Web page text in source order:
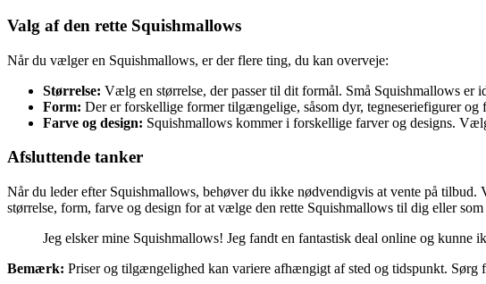
Valg af den rette Squishmallows
Når du vælger en Squishmallows, er der flere ting, du kan overveje:
Størrelse: Vælg en størrelse, der passer til dit formål. Små Squishmallows er
Form: Der er forskellige former tilgængelige, såsom dyr, tegneseriefigurer
Farve og design: Squishmallows kommer i forskellige farver og designs.
Afsluttende tanker
Når du leder efter Squishmallows, behøver du ikke nødvendigvis at vente på
størrelse, form, farve og design for at vælge den rette Squishmallows til dig eller
Jeg elsker mine Squishmallows! Jeg fandt en fantastisk deal online og kunne
Bemærk: Priser og tilgængelighed kan variere afhængigt af sted og tidspunkt. Sørg